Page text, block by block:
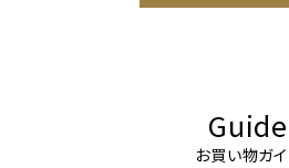
Guide
お買い物ガ